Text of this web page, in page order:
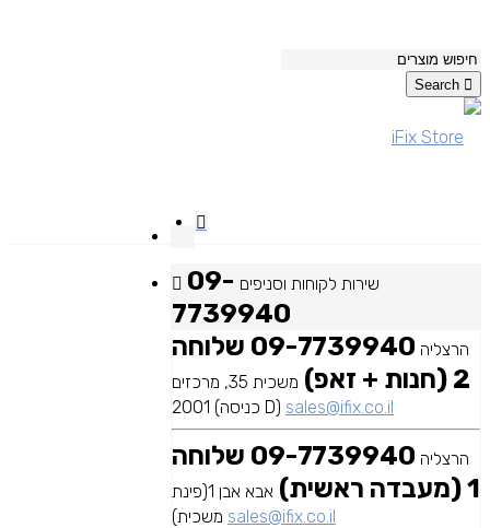
Search
שירות לקוחות וסניפים 09-
7739940
הרצליה
09-7739940 שלוחה
2 (חנות + זאפ)
משכית 35, מרכזים
2001 (כניסה D) sales@ifix.co.il
הרצליה
09-7739940 שלוחה
1 (מעבדה ראשית)
אבא אבן 1(פינת
משכית) sales@ifix.co.il